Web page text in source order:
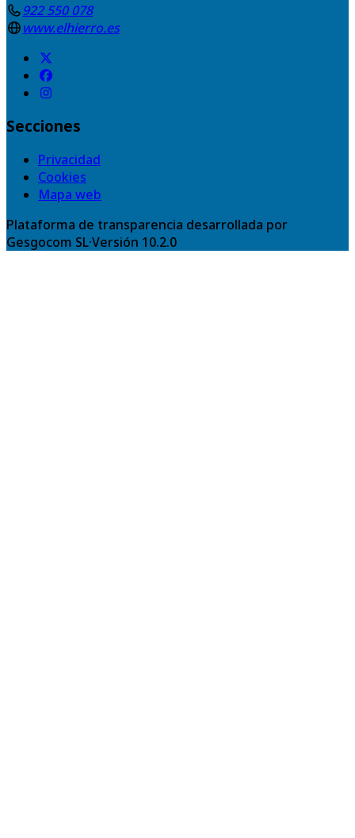
922 550 078
www.elhierro.es
Secciones
Privacidad
Cookies
Mapa web
Plataforma de transparencia desarrollada por
Gesgocom SL·Versión 10.2.0